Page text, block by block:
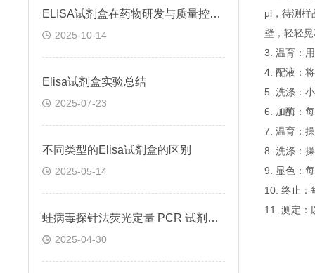
ELISA试剂盒在药物研发与质量控制中的应用实践
2025-10-14
Elisa试剂盒实验总结
2025-07-23
不同类型的Elisa试剂盒的区别
2025-05-14
蛙病毒探针法荧光定量 PCR 试剂盒定量定性检测
2025-04-30
μl，待测样
壁，轻轻
3. 温育：
4. 配液：
5. 洗涤：
6. 加酶：
7. 温育：
8. 洗涤：
9. 显色：
10. 终止：
11. 测定：